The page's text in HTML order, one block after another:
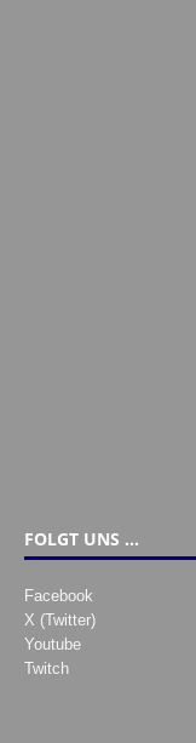
FOLGT UNS …
Facebook
X (Twitter)
Youtube
Twitch